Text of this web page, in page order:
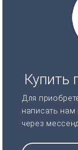
Купить
Для
написать
через